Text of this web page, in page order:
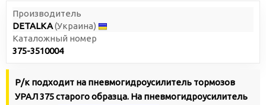
Производитель
DETALKA(Украина)
Каталожный номер
375-3510004
Р/к подходит на пневмогидроусилитель тормозов
УРАЛ 375 старого образца. На пневмогидроусилитель